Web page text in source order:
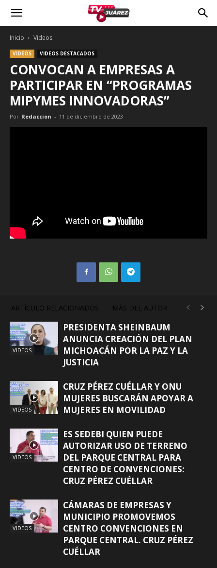
Inicio Videos
VIDEOS VIDEOS DESTACADOS
CONVOCAN A EMPRESAS A
PARTICIPAR EN “PROGRAMAS
MIPYMES INNOVADORAS”
Por Redaccion - 11 de diciembre de 2023
ARTÍCULO RELACIONADOS MÁS DEL AUTOR
VIDEOS
PRESIDENTA SHEINBAUM
ANUNCIA CREACIÓN DEL PLAN
MICHOACÁN POR LA PAZ Y LA
JUSTICIA
VIDEOS
CRUZ PÉREZ CUÉLLAR Y ONU
MUJERES BUSCARÁN APOYAR A
MUJERES EN MOVILIDAD
VIDEOS
ES SEDEBI QUIEN PUEDE
AUTORIZAR USO DE TERRENO
DEL PARQUE CENTRAL PARA
CENTRO DE CONVENCIONES:
CRUZ PÉREZ CUÉLLAR
VIDEOS
CÁMARAS DE EMPRESAS Y
MUNICIPIO PROMOVEMOS
CENTRO CONVENCIONES EN
PARQUE CENTRAL. CRUZ PÉREZ
CUÉLLAR